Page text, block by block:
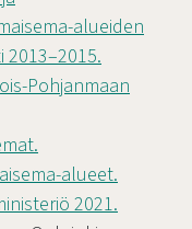
alueiden
Pohjanmaan
alueet.
2021.